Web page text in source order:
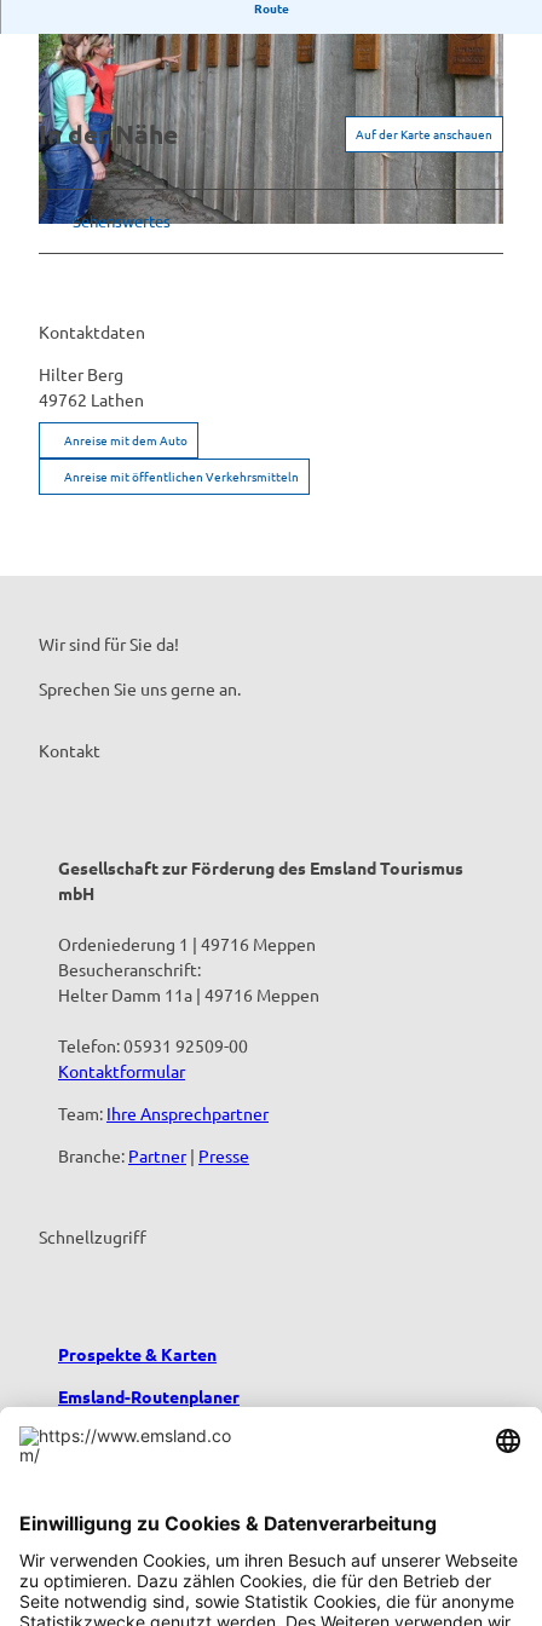
©CC-BY-SA
Route
In der Nähe Auf der Karte anschauen
Sehenswertes
Kontaktdaten
Hilter Berg
49762 Lathen
Anreise mit dem Auto
Anreise mit öffentlichen Verkehrsmitteln
Wir sind für Sie da!
Sprechen Sie uns gerne an.
Kontakt
Gesellschaft zur Förderung des Emsland Tourismus
mbH
Ordeniederung 1 | 49716 Meppen
Besucheranschrift:
Helter Damm 11a | 49716 Meppen
Telefon: 05931 92509-00
Kontaktformular
Team: Ihre Ansprechpartner
Branche: Partner| Presse
Schnellzugriff
Prospekte & Karten
Emsland-Routenplaner
Emsland-Blog
Urlaub mit Kindern
Podcast emsland.entspannt
Emsland-Newsletter